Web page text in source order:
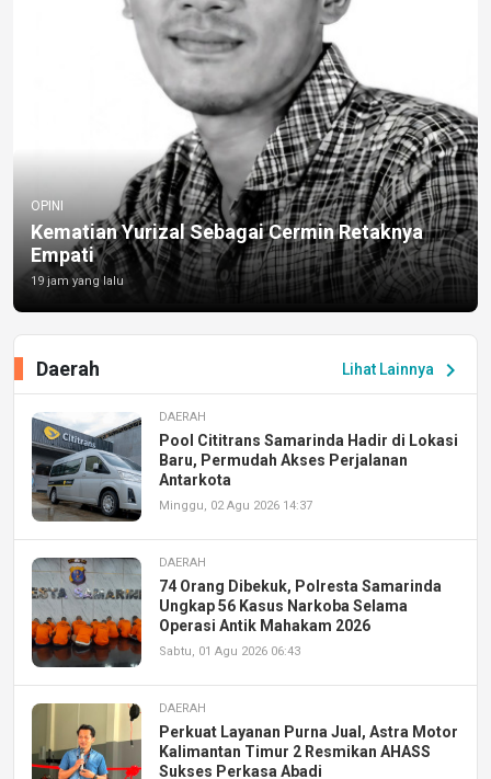
OPINI
Kematian Yurizal Sebagai Cermin Retaknya
Empati
19 jam yang lalu
Lihat Lainnya chevron_right
Daerah
DAERAH
Pool Cititrans Samarinda Hadir di Lokasi
Baru, Permudah Akses Perjalanan
Antarkota
Minggu, 02 Agu 2026 14:37
DAERAH
74 Orang Dibekuk, Polresta Samarinda
Ungkap 56 Kasus Narkoba Selama
Operasi Antik Mahakam 2026
Sabtu, 01 Agu 2026 06:43
DAERAH
Perkuat Layanan Purna Jual, Astra Motor
Kalimantan Timur 2 Resmikan AHASS
Sukses Perkasa Abadi